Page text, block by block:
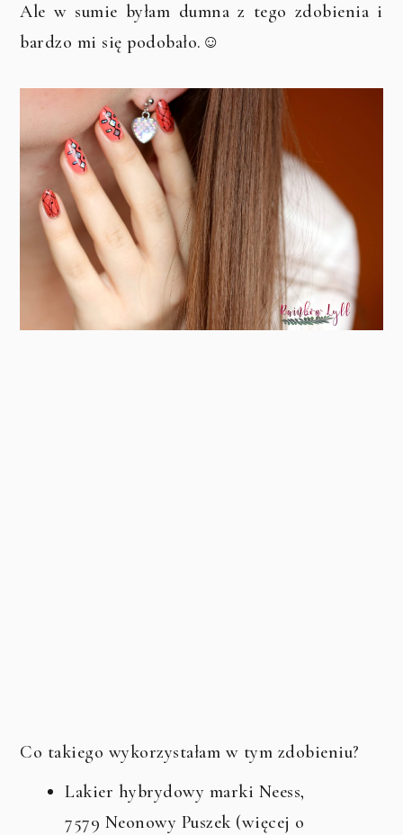
Ale w sumie byłam dumna z tego zdobienia i
bardzo mi się podobało.☺
Co takiego wykorzystałam w tym zdobieniu?
Lakier hybrydowy marki Neess,
7579 Neonowy Puszek (więcej o